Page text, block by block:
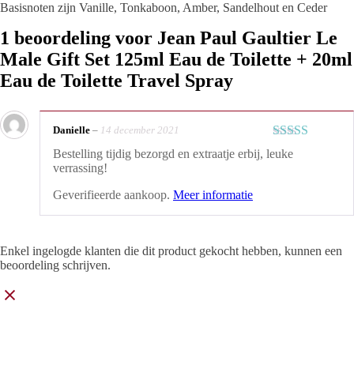
Basisnoten zijn Vanille, Tonkaboon, Amber, Sandelhout en Ceder
1 beoordeling voor Jean Paul Gaultier Le
Male Gift Set 125ml Eau de Toilette + 20ml
Eau de Toilette Travel Spray
Gewaardeerd
5uit 5
Danielle – 14 december 2021
Bestelling tijdig bezorgd en extraatje erbij, leuke
verrassing!
Geverifieerde aankoop. Meer informatie
Enkel ingelogde klanten die dit product gekocht hebben, kunnen een
beoordeling schrijven.